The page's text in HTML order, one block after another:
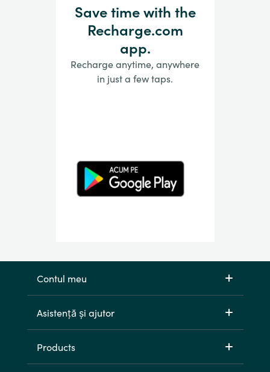
Save time with the
Recharge.com
app.
Recharge anytime, anywhere
in just a few taps.
Contul meu
Asistență și ajutor
Products